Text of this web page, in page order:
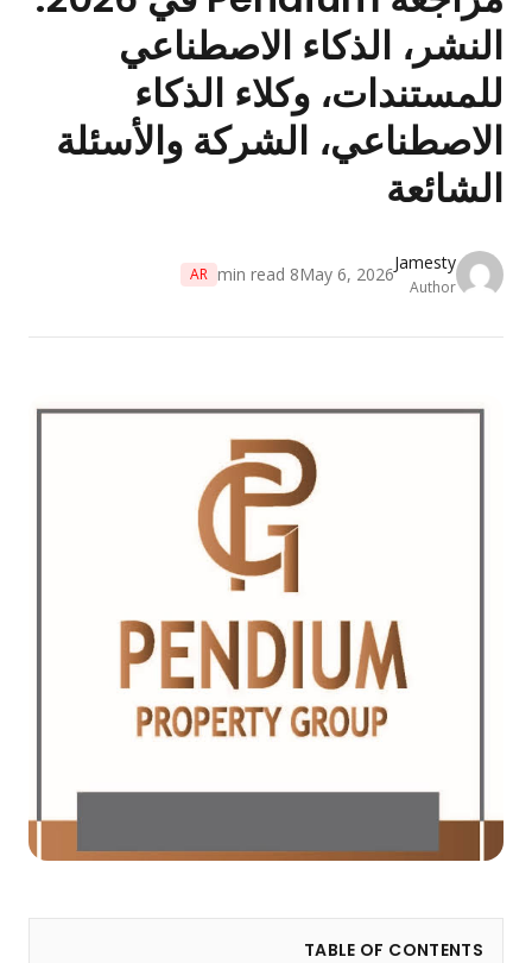
النشر، الذكاء الاصطناعي
للمستندات، وكلاء الذكاء
الاصطناعي، الشركة والأسئلة
الشائعة
Jamesty
Author
May 6, 2026
8
AR
TABLE OF CONTENTS